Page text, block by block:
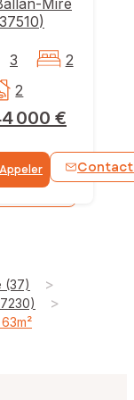
WhatsApp
37510)
000 €
3
2
2
Appeler
(37) >
>